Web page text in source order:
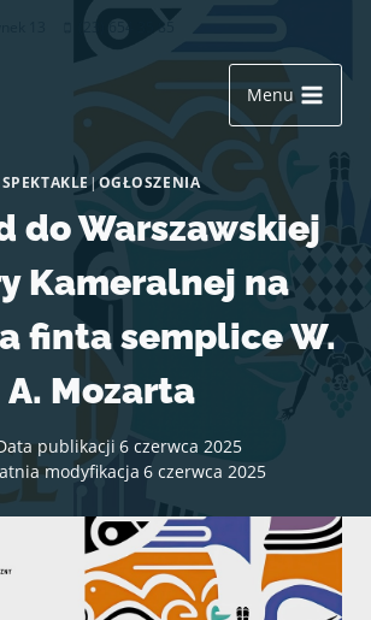
(23) 654 35 85
Menu
SPEKTAKLE|OGŁOSZENIA
do Warszawskiej
Kameralnej na
finta semplice W.
A. Mozarta
publikacji 6 czerwca 2025
modyfikacja 6 czerwca 2025